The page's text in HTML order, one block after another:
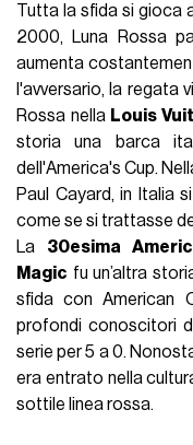
Tutta la sfida si gioca
2000, Luna Rossa
aumenta
l'avversario, la regata
Rossa nella Louis
storia una barca
dell'America's Cup.
Paul Cayard, in Italia
come se si trattasse
La 30esima
Magic fu un’altra
sfida con American
profondi conoscitori
serie per 5 a 0.
era entrato nella
sottile linea rossa.